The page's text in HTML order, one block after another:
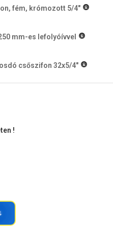
fém, krómozott 5/4"
mm-es lefolyóívvel
csőszifon 32x5/4"
!
↓